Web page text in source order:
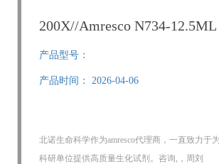
200X//Amresco N734-12.5ML
产品型号：
产品时间： 2026-04-06
北诺生命科学作为amresco代理商，一直致力于
科研单位提供高质量生化试剂。咨询,，周刘